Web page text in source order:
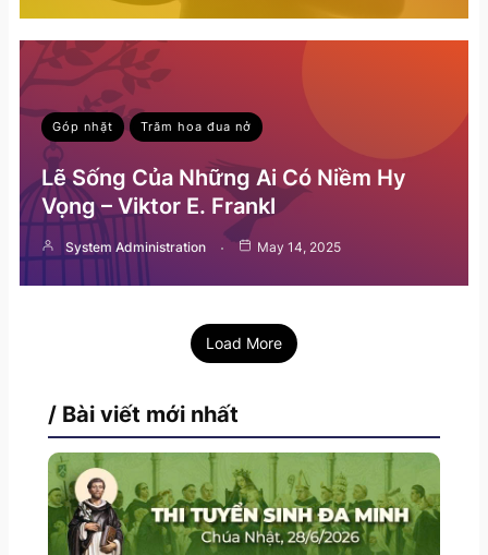
Góp nhặt Trăm hoa đua nở
Lẽ Sống Của Những Ai Có Niềm Hy
Vọng – Viktor E. Frankl
System Administration May 14, 2025
Load More
/ Bài viết mới nhất